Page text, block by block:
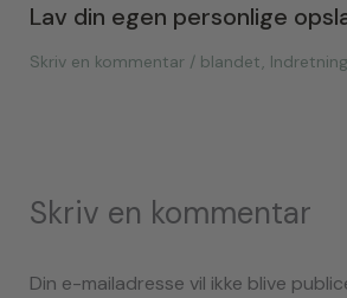
Lav din egen personlige
Skriv en kommentar / blandet, Indretning
Skriv en kommentar
Din e-mailadresse vil ikke blive